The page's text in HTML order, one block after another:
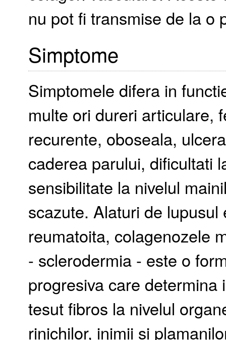
nu pot fi transmise de la o
Simptome
Simptomele difera in
multe ori dureri articulare,
recurente, oboseala,
caderea parului, dificultati
sensibilitate la nivelul
scazute. Alaturi de
reumatoita, colagenozele
- sclerodermia - este o
progresiva care
tesut fibros la nivelul
rinichilor, inimii si